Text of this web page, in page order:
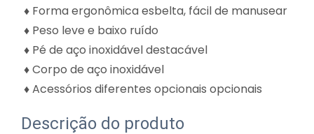
♦ Forma ergonômica esbelta, fácil de manusear
♦ Peso leve e baixo ruído
♦ Pé de aço inoxidável destacável
♦ Corpo de aço inoxidável
♦ Acessórios diferentes opcionais opcionais
Descrição do produto